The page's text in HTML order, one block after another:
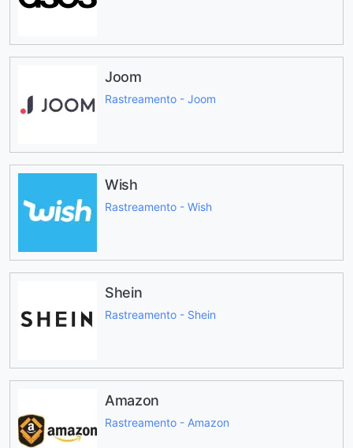
Joom
Rastreamento - Joom
Wish
Rastreamento - Wish
Shein
Rastreamento - Shein
Amazon
Rastreamento - Amazon